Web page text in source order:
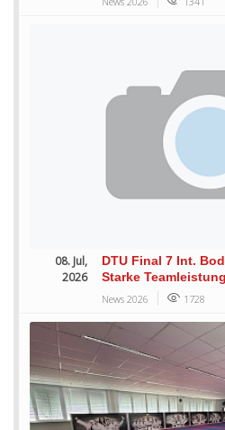
08. Jul,
2026
DTU Final 7 Int.
Starke
News 2026 1728